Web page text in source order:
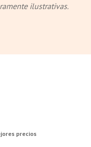
ilustrativas.
precios